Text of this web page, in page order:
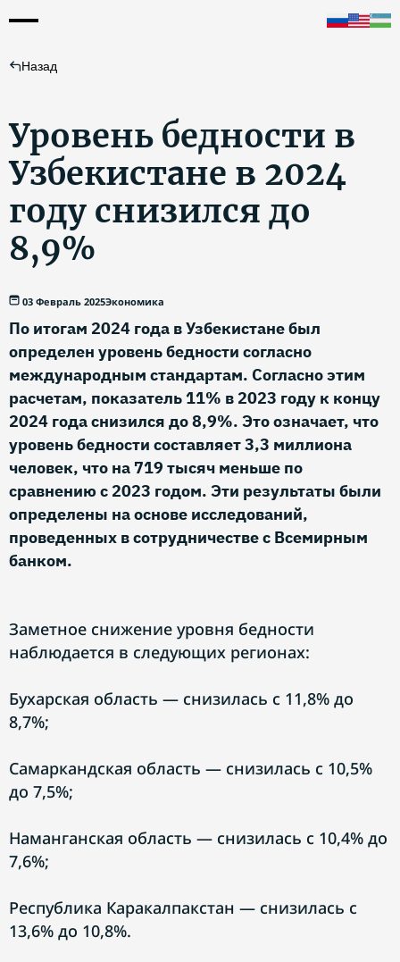
Назад
Уровень бедности в
Узбекистане в 2024
году снизился до
8,9%
03 Февраль 2025Экономика
По итогам 2024 года в Узбекистане был
определен уровень бедности согласно
международным стандартам. Согласно этим
расчетам, показатель 11% в 2023 году к концу
2024 года снизился до 8,9%. Это означает, что
уровень бедности составляет 3,3 миллиона
человек, что на 719 тысяч меньше по
сравнению с 2023 годом. Эти результаты были
определены на основе исследований,
проведенных в сотрудничестве с Всемирным
банком.
Заметное снижение уровня бедности
наблюдается в следующих регионах:
Бухарская область — снизилась с 11,8% до
8,7%;
Самаркандская область — снизилась с 10,5%
до 7,5%;
Наманганская область — снизилась с 10,4% до
7,6%;
Республика Каракалпакстан — снизилась с
13,6% до 10,8%.